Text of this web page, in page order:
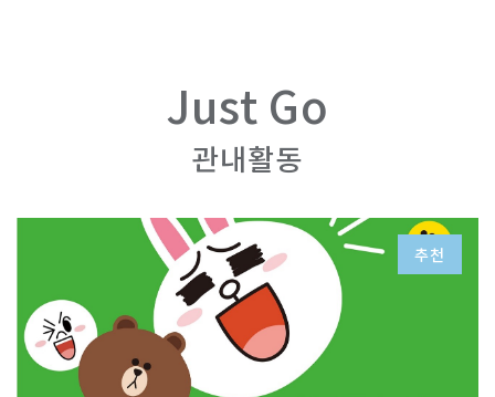
Just Go
관내활동
추천